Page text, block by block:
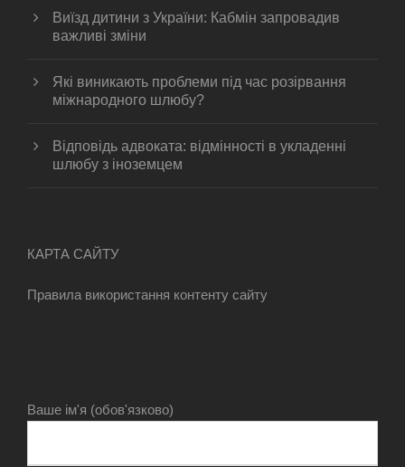
Виїзд дитини з України: Кабмін запровадив
важливі зміни
Які виникають проблеми під час розірвання
міжнародного шлюбу?
Відповідь адвоката: відмінності в укладенні
шлюбу з іноземцем
КАРТА САЙТУ
Правила використання контенту сайту
Ваше ім'я (обов'язково)